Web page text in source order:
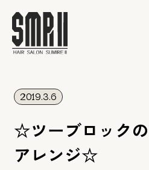
2019.3.6
☆ツーブロック
アレンジ☆